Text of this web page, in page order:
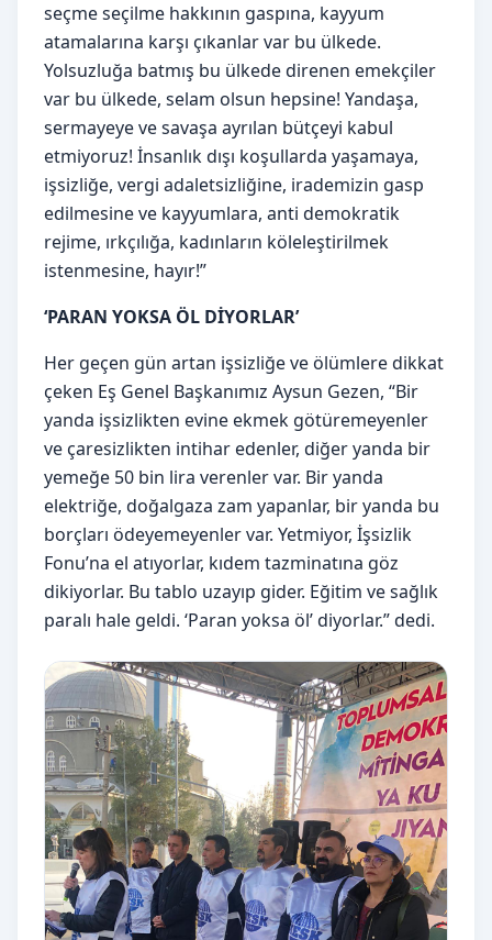
seçme seçilme hakkının gaspına, kayyum
atamalarına karşı çıkanlar var bu ülkede.
Yolsuzluğa batmış bu ülkede direnen emekçiler
var bu ülkede, selam olsun hepsine! Yandaşa,
sermayeye ve savaşa ayrılan bütçeyi kabul
etmiyoruz! İnsanlık dışı koşullarda yaşamaya,
işsizliğe, vergi adaletsizliğine, irademizin gasp
edilmesine ve kayyumlara, anti demokratik
rejime, ırkçılığa, kadınların köleleştirilmek
istenmesine, hayır!”
‘PARAN YOKSA ÖL DİYORLAR’
Her geçen gün artan işsizliğe ve ölümlere dikkat
çeken Eş Genel Başkanımız Aysun Gezen, “Bir
yanda işsizlikten evine ekmek götüremeyenler
ve çaresizlikten intihar edenler, diğer yanda bir
yemeğe 50 bin lira verenler var. Bir yanda
elektriğe, doğalgaza zam yapanlar, bir yanda bu
borçları ödeyemeyenler var. Yetmiyor, İşsizlik
Fonu’na el atıyorlar, kıdem tazminatına göz
dikiyorlar. Bu tablo uzayıp gider. Eğitim ve sağlık
paralı hale geldi. ‘Paran yoksa öl’ diyorlar.” dedi.